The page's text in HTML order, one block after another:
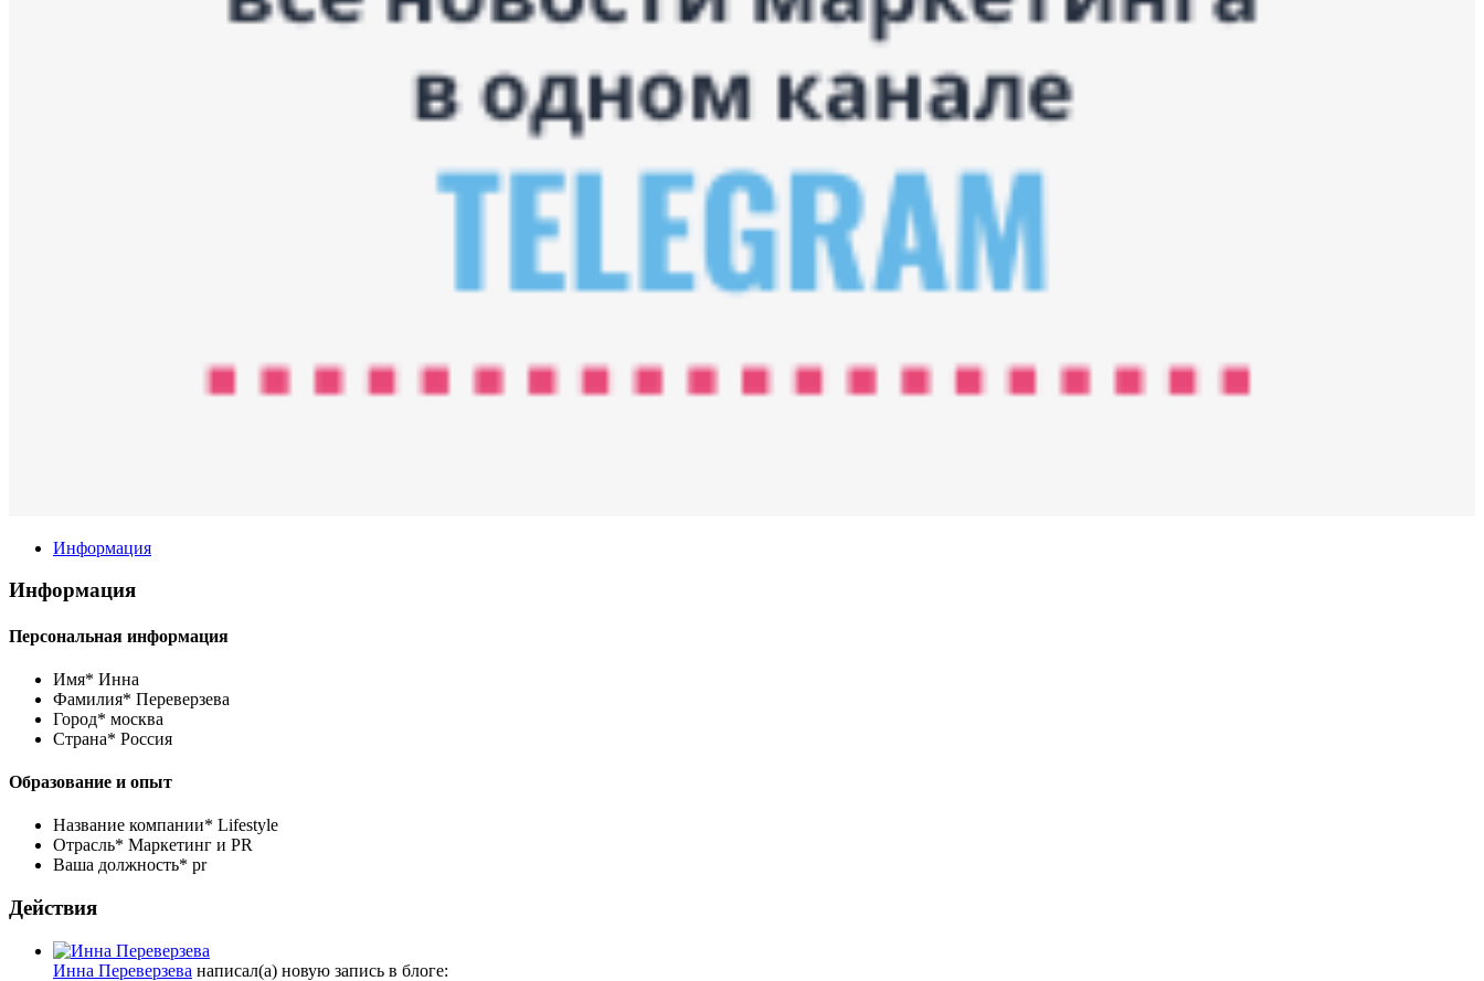
Информация
Информация
Персональная информация
Имя* Инна
Фамилия* Переверзева
Город* москва
Страна* Россия
Образование и опыт
Название компании* Lifestyle
Отрасль* Маркетинг и PR
Ваша должность* pr
Действия
Инна Переверзева написал(а) новую запись в блоге: